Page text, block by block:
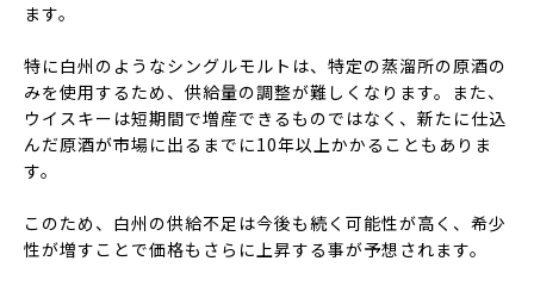
ます。
特に白州のようなシングルモルトは、特定の蒸溜所の原酒の
みを使用するため、供給量の調整が難しくなります。また、
ウイスキーは短期間で増産できるものではなく、新たに仕込
んだ原酒が市場に出るまでに10年以上かかることもありま
す。
このため、白州の供給不足は今後も続く可能性が高く、希少
性が増すことで価格もさらに上昇する事が予想されます。